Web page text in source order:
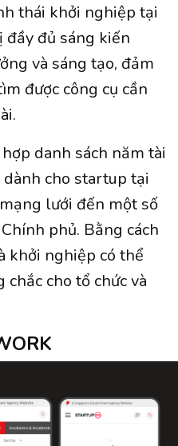
thái khởi nghiệp tại
đủ sáng kiến
và sáng tạo, đảm
được công cụ cần
danh sách năm tài
cho startup tại
lưới đến một số
phủ. Bằng cách
khởi nghiệp có thể
cho tổ chức và